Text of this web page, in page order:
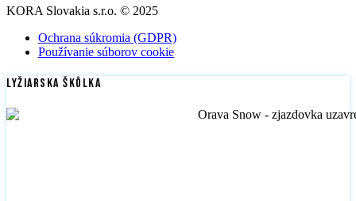
KORA Slovakia s.r.o. © 2025
Ochrana súkromia (GDPR)
Používanie súborov cookie
Lyžiarska škôlka